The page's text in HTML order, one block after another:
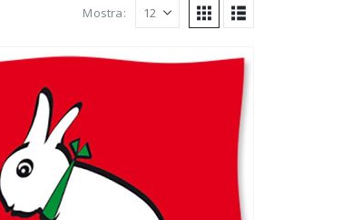
Mostra: